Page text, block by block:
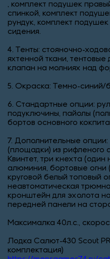
, комплект подушек
спинкой, комплект
рундук, комплект
сидения.
4. Тенты: стояночно-
яхтенной ткани,
клапан на молниях над
5. Окраска: Темно-синий/
6. Стандартные опции:
подуключины, пайолы
бортов основного
7. Дополнительные
(площадки) из рифленого
Квинтет, три кнехта
алюминия, бортовые огни
круговой белый топовый
неавтоматическая
кронштейн для эхолота
передней панели на
Максималка 40л.с.,
Лодка Салют-430 Scout
комплектация)